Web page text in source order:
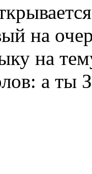
на
на
а